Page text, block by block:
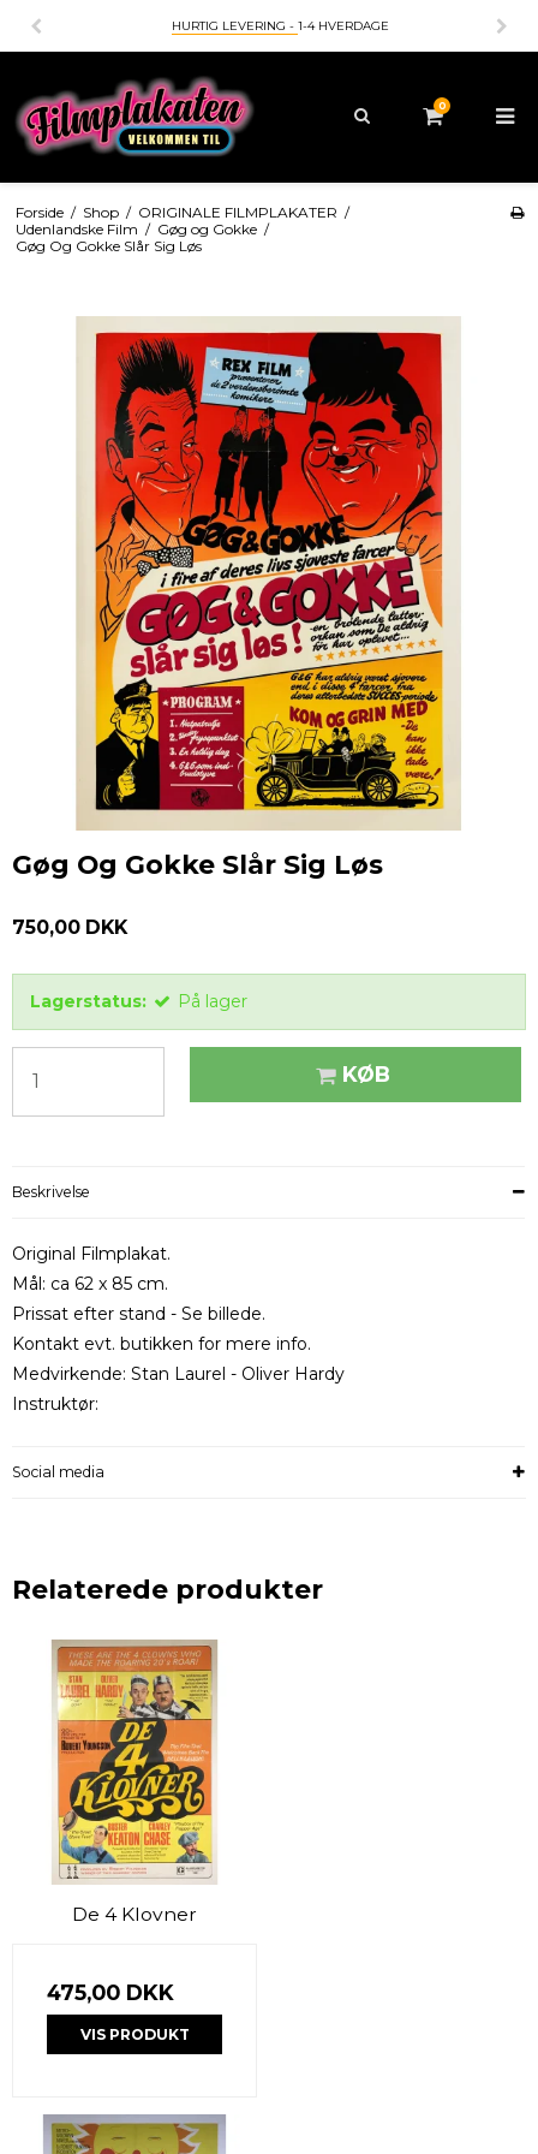
HURTIG LEVERING - 1-4 HVERDAGE
0
Forside / Shop / ORIGINALE FILMPLAKATER /
Udenlandske Film / Gøg og Gokke /
Gøg Og Gokke Slår Sig Løs
Gøg Og Gokke Slår Sig Løs
750,00 DKK
Lagerstatus: På lager
KØB
Beskrivelse
Original Filmplakat.
Mål: ca 62 x 85 cm.
Prissat efter stand - Se billede.
Kontakt evt. butikken for mere info.
Medvirkende: Stan Laurel - Oliver Hardy
Instruktør:
Social media
Relaterede produkter
De 4 Klovner
475,00 DKK
VIS PRODUKT